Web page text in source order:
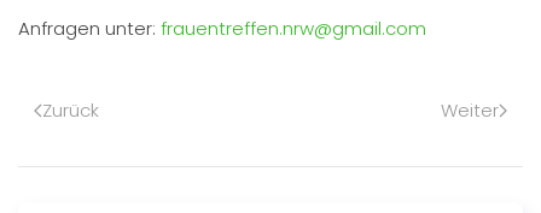
Anfragen unter: frauentreffen.nrw@gmail.com
Zurück Weiter